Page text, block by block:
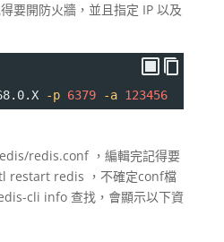
要開防火牆，並且指定 IP 以及
-p 6379 -a 123456
redis.conf ，編輯完記得要
restart redis ，不確定conf檔
cli info 查找，會顯示以下資